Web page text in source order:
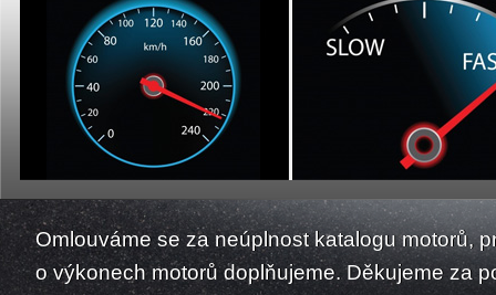
Omlouváme se za neúplnost katalogu motorů,
o výkonech motorů doplňujeme. Děkujeme za